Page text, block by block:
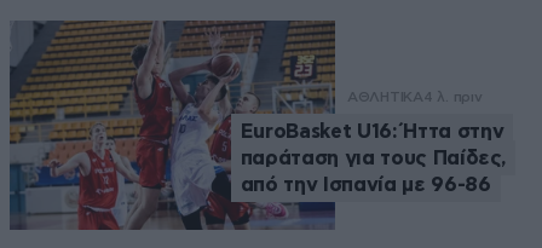
ΑΘΛΗΤΙΚΑ4 λ. πριν
EuroBasket U16: Ήττα στην
παράταση για τους Παίδες,
από την Ισπανία με 96-86